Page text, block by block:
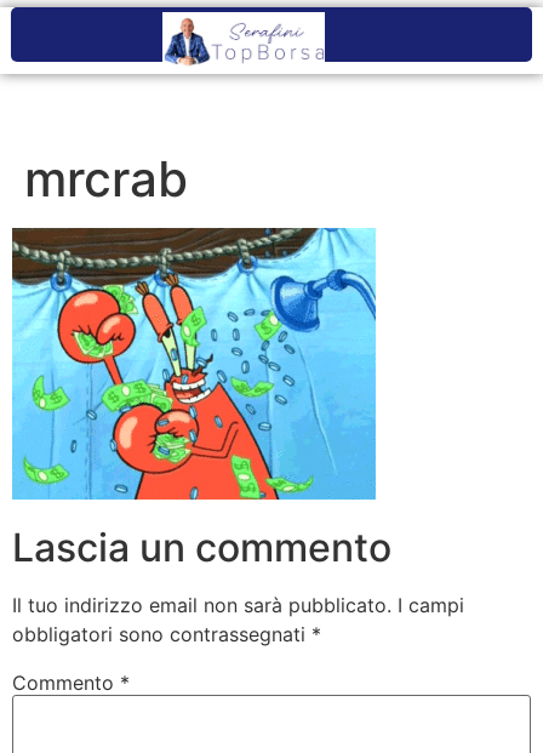
mrcrab
Lascia un commento
Il tuo indirizzo email non sarà pubblicato. I campi
obbligatori sono contrassegnati *
Commento *